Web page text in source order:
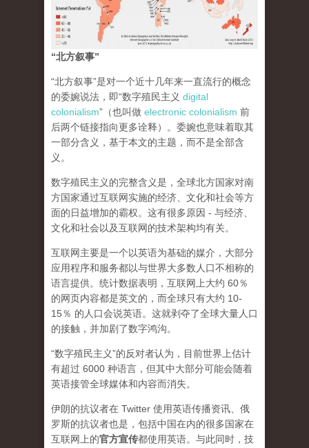
“北方叙事”
“北方叙事”是对一个近十几年来一直流行的概念
的委婉说法，即“数字殖民主义 digital
colonialism”（也叫做 electronic colonialism 前
后两个链接指向更多诠释）。委婉也意味着取其
一部分含义，基于本文的主题，而不是全部含
义。
数字殖民主义的完整含义是，全球北方国家对南
方国家通过互联网实施的经济、文化和社会等方
面的日益增加的霸权。这有很多原因 - 与经济、
文化和社会以及互联网的技术架构均有关。
互联网主要是一个以英语为基础的媒介，大部分
应用程序和服务都以与世界大多数人口不相称的
语言提供。统计数据表明，互联网上大约 60％
的网页内容都是英文的，而全球只有大约 10-
15％ 的人口会说英语。这就剥夺了全球大量人口
的接触，并加剧了数字鸿沟。
“数字殖民主义”的反对者认为，目前世界上估计
有超过 6000 种语言，但其中大部分可能会随着
英语接管全球媒体和内容而消失。
伊朗的抗议者在 Twitter 使用英语传播资讯、俄
罗斯的抗议者也是，包括中国在内的很多国家在
互联网上的官方宣传都使用英语。与此同时，技